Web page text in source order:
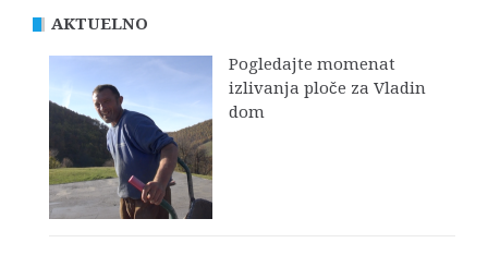
AKTUELNO
Pogledajte momenat
izlivanja ploče za Vladin
dom